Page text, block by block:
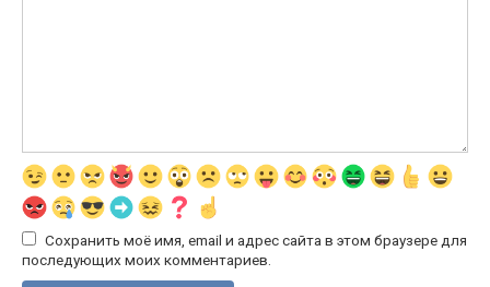
Сохранить моё имя, email и адрес сайта в этом браузере для
последующих моих комментариев.